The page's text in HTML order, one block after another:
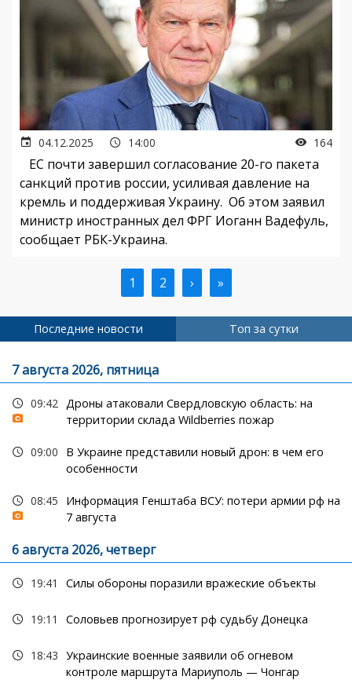
04.12.2025 14:00 164
ЕС почти завершил согласование 20-го пакета
санкций против россии, усиливая давление на
кремль и поддерживая Украину. Об этом заявил
министр иностранных дел ФРГ Иоганн Вадефуль,
сообщает РБК-Украина.
Текущая
страница
1 Страница
2 Следующая
страница
› Последняя
страница
»
Последние новости Топ за сутки
7 августа 2026, пятница
09:42
Дроны атаковали Свердловскую область: на
территории склада Wildberries пожар
09:00
В Украине представили новый дрон: в чем его
особенности
08:45
Информация Генштаба ВСУ: потери армии рф на
7 августа
6 августа 2026, четверг
19:41 Силы обороны поразили вражеские объекты
19:11 Соловьев прогнозирует рф судьбу Донецка
18:43 Украинские военные заявили об огневом
контроле маршрута Мариуполь — Чонгар